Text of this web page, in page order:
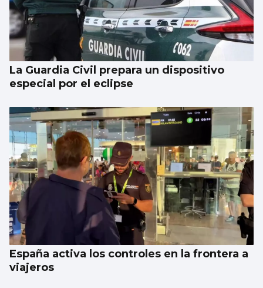
La Guardia Civil prepara un dispositivo
especial por el eclipse
España activa los controles en la frontera a
viajeros